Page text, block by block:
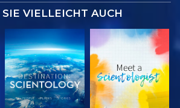
SIE VIELLEICHT AUCH